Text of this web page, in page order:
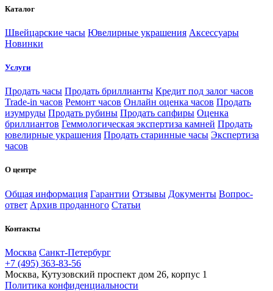
Каталог
Швейцарские часы Ювелирные украшения Аксессуары
Новинки
Услуги
Продать часы Продать бриллианты Кредит под залог часов
Trade-in часов Ремонт часов Онлайн оценка часов Продать
изумруды Продать рубины Продать сапфиры Оценка
бриллиантов Геммологическая экспертиза камней Продать
ювелирные украшения Продать старинные часы Экспертиза
часов
О центре
Общая информация Гарантии Отзывы Документы Вопрос-
ответ Архив проданного Статьи
Контакты
Москва Санкт-Петербург
+7 (495) 363-83-56
Москва, Кутузовский проспект дом 26, корпус 1
Политика конфиденциальности